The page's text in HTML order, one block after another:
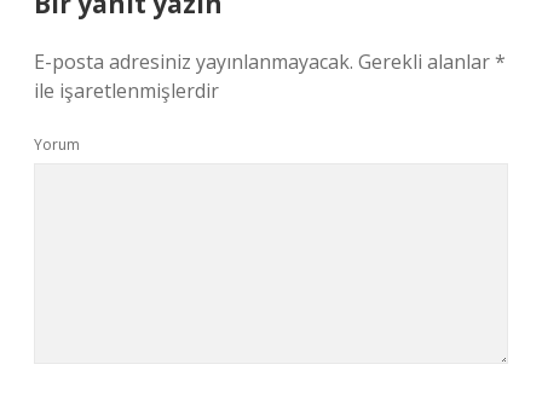
E-posta adresiniz yayınlanmayacak. Gerekli alanlar*
ile işaretlenmişlerdir
Yorum